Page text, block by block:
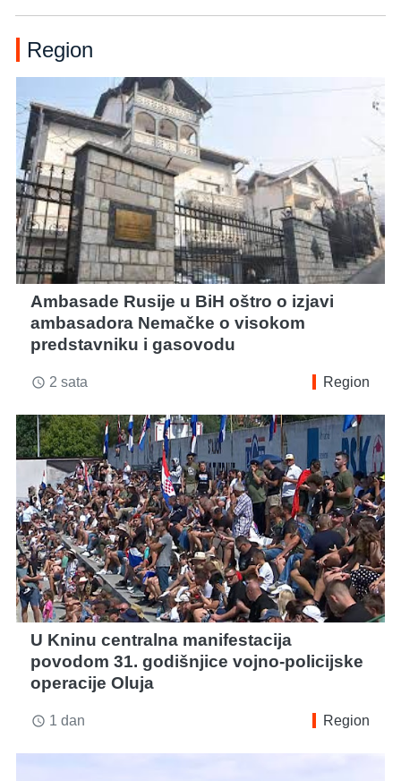
Region
Ambasade Rusije u BiH oštro o izjavi
ambasadora Nemačke o visokom
predstavniku i gasovodu
access_time 2 sata Region
U Kninu centralna manifestacija
povodom 31. godišnjice vojno-policijske
operacije Oluja
access_time 1 dan Region